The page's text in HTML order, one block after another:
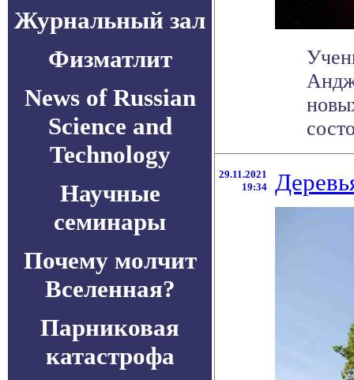
Журнальный зал
Физматлит
News of Russian
Science and
Technology
Научные
семинары
Почему молчит
Вселенная?
Парниковая
катастрофа
29.11.2021
19:34